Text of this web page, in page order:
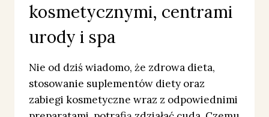
kosmetycznymi, centrami
urody i spa
Nie od dziś wiadomo, że zdrowa dieta,
stosowanie suplementów diety oraz
zabiegi kosmetyczne wraz z odpowiednimi